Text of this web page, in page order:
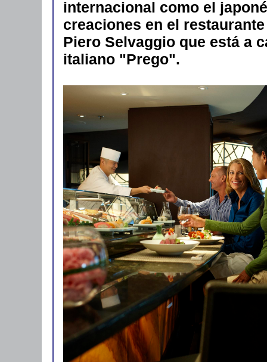
internacional como el
creaciones en el
Piero Selvaggio que está a
italiano "Prego".